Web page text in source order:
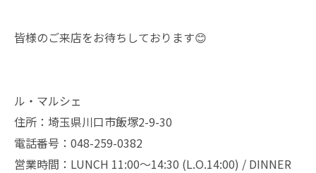
皆様のご来店をお待ちしております😊
ル・マルシェ
住所：埼玉県川口市飯塚2-9-30
電話番号：048-259-0382
営業時間：LUNCH 11:00～14:30 (L.O.14:00) / DINNER